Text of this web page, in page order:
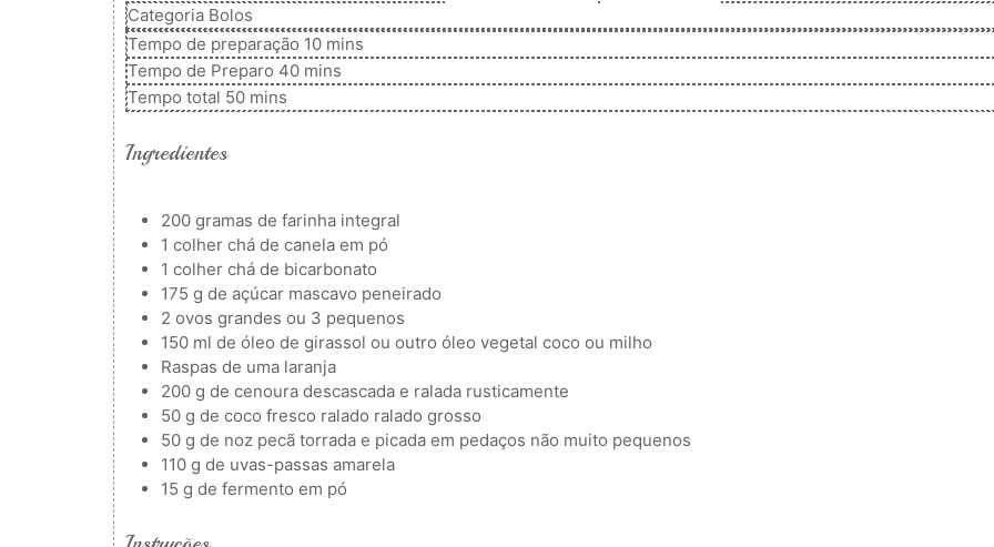
Categoria Bolos
Tempo de preparação 10minutos
mins
Tempo de Preparo 40minutos
mins
Tempo total 50minutos
mins
Ingredientes
200 gramas de farinha integral
1 colher chá de canela em pó
1 colher chá de bicarbonato
175 g de açúcar mascavo peneirado
2 ovos grandes ou 3 pequenos
150 ml de óleo de girassol ou outro óleo vegetal coco ou milho
Raspas de uma laranja
200 g de cenoura descascada e ralada rusticamente
50 g de coco fresco ralado ralado grosso
50 g de noz pecã torrada e picada em pedaços não muito pequenos
110 g de uvas-passas amarela
15 g de fermento em pó